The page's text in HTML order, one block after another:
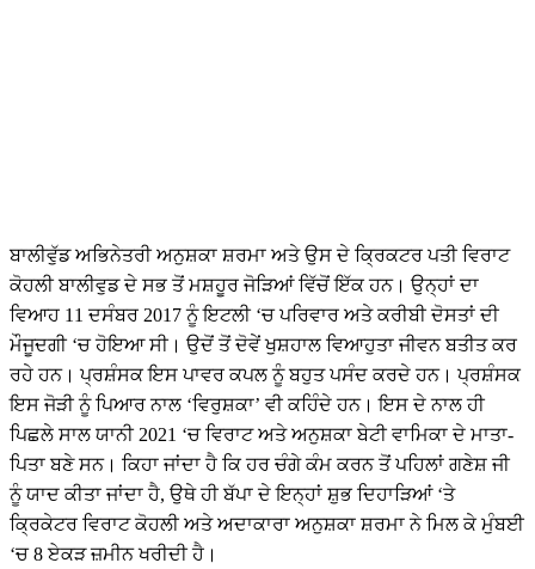
ਬਾਲੀਵੁੱਡ ਅਭਿਨੇਤਰੀ ਅਨੁਸ਼ਕਾ ਸ਼ਰਮਾ ਅਤੇ ਉਸ ਦੇ ਕ੍ਰਿਕਟਰ ਪਤੀ ਵਿਰਾਟ
ਕੋਹਲੀ ਬਾਲੀਵੁਡ ਦੇ ਸਭ ਤੋਂ ਮਸ਼ਹੂਰ ਜੋੜਿਆਂ ਵਿੱਚੋਂ ਇੱਕ ਹਨ। ਉਨ੍ਹਾਂ ਦਾ
ਵਿਆਹ 11 ਦਸੰਬਰ 2017 ਨੂੰ ਇਟਲੀ ‘ਚ ਪਰਿਵਾਰ ਅਤੇ ਕਰੀਬੀ ਦੋਸਤਾਂ ਦੀ
ਮੌਜੂਦਗੀ ‘ਚ ਹੋਇਆ ਸੀ। ਉਦੋਂ ਤੋਂ ਦੋਵੇਂ ਖੁਸ਼ਹਾਲ ਵਿਆਹੁਤਾ ਜੀਵਨ ਬਤੀਤ ਕਰ
ਰਹੇ ਹਨ। ਪ੍ਰਸ਼ੰਸਕ ਇਸ ਪਾਵਰ ਕਪਲ ਨੂੰ ਬਹੁਤ ਪਸੰਦ ਕਰਦੇ ਹਨ। ਪ੍ਰਸ਼ੰਸਕ
ਇਸ ਜੋੜੀ ਨੂੰ ਪਿਆਰ ਨਾਲ ‘ਵਿਰੁਸ਼ਕਾ’ ਵੀ ਕਹਿੰਦੇ ਹਨ। ਇਸ ਦੇ ਨਾਲ ਹੀ
ਪਿਛਲੇ ਸਾਲ ਯਾਨੀ 2021 ‘ਚ ਵਿਰਾਟ ਅਤੇ ਅਨੁਸ਼ਕਾ ਬੇਟੀ ਵਾਮਿਕਾ ਦੇ ਮਾਤਾ-
ਪਿਤਾ ਬਣੇ ਸਨ। ਕਿਹਾ ਜਾਂਦਾ ਹੈ ਕਿ ਹਰ ਚੰਗੇ ਕੰਮ ਕਰਨ ਤੋਂ ਪਹਿਲਾਂ ਗਣੇਸ਼ ਜੀ
ਨੂੰ ਯਾਦ ਕੀਤਾ ਜਾਂਦਾ ਹੈ, ਉਥੇ ਹੀ ਬੱਪਾ ਦੇ ਇਨ੍ਹਾਂ ਸ਼ੁਭ ਦਿਹਾੜਿਆਂ ‘ਤੇ
ਕ੍ਰਿਕੇਟਰ ਵਿਰਾਟ ਕੋਹਲੀ ਅਤੇ ਅਦਾਕਾਰਾ ਅਨੁਸ਼ਕਾ ਸ਼ਰਮਾ ਨੇ ਮਿਲ ਕੇ ਮੁੰਬਈ
‘ਚ 8 ਏਕੜ ਜ਼ਮੀਨ ਖਰੀਦੀ ਹੈ।